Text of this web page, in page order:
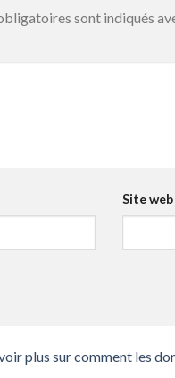
sont indiqués
Site web
plus sur comment les